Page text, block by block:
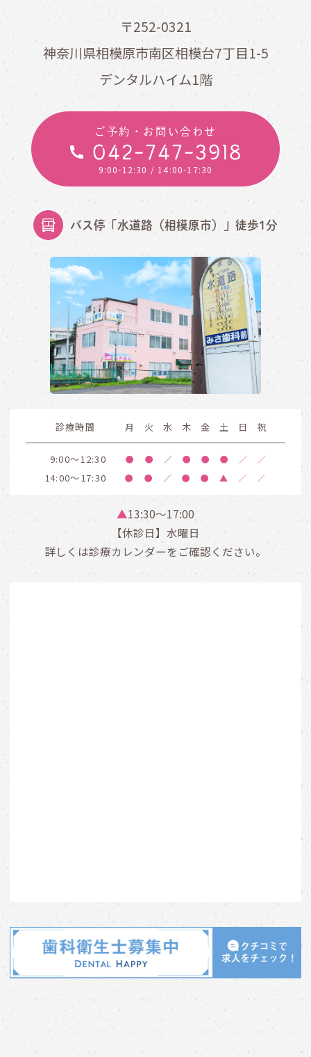
〒252-0321
神奈川県相模原市南区相模台7丁目1-5
デンタルハイム1階
ご予約・お問い合わせ
042-747-3918
9:00-12:30 / 14:00-17:30
バス停「水道路（相模原市）」徒歩1分
診療時間 月 火 水 木 金 土 日 祝
9:00～12:30 ● ● ／ ● ● ● ／ ／
14:00～17:30 ● ● ／ ● ● ▲ ／ ／
▲13:30〜17:00
【休診日】水曜日
詳しくは診療カレンダーをご確認ください。